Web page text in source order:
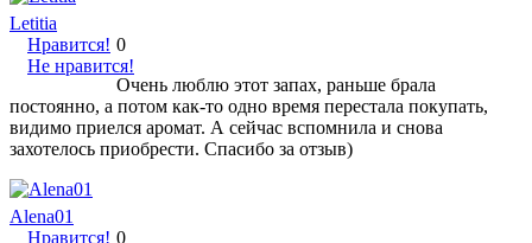
Letitia
Нравится!
Не нравится!
0
Очень люблю этот запах, раньше брала
постоянно, а потом как-то одно время перестала покупать,
видимо приелся аромат. А сейчас вспомнила и снова
захотелось приобрести. Спасибо за отзыв)
Alena01
Нравится! 0